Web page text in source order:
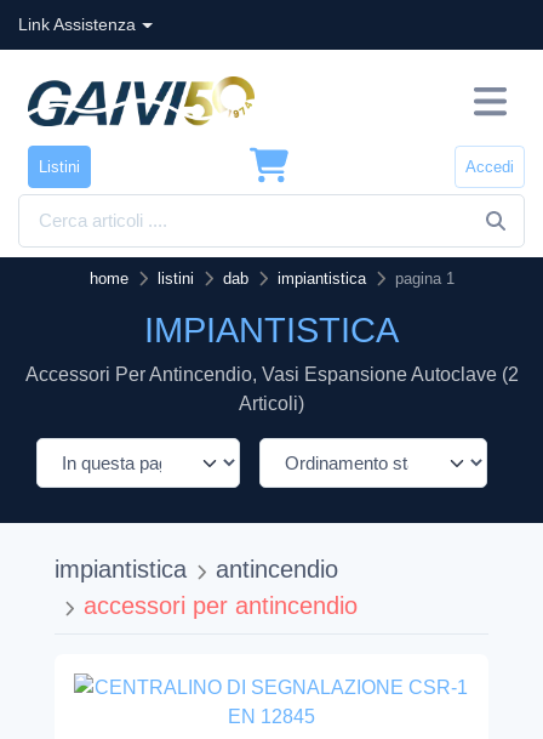
Link Assistenza
Listini Accedi
home listini dab impiantistica pagina 1
IMPIANTISTICA
Accessori Per Antincendio, Vasi Espansione Autoclave (2
Articoli)
impiantistica
antincendio
accessori per antincendio